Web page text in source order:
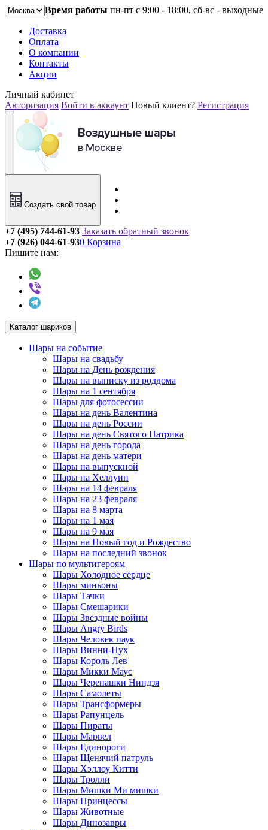
Время работы пн-пт с 9:00 - 18:00, сб-вс - выходные
Доставка
Оплата
О компании
Контакты
Акции
Личный кабинет
Авторизация Войти в аккаунт Новый клиент? Регистрация
Создать свой товар
+7 (495) 744-61-93 Заказать обратный звонок
+7 (926) 044-61-93
Пишите нам:
0 Корзина
Каталог шариков
Шары на событие
Шары на свадьбу
Шары на День рождения
Шары на выписку из роддома
Шары на 1 сентября
Шары для фотосессии
Шары на день Валентина
Шары на день России
Шары на день Святого Патрика
Шары на день города
Шары на день матери
Шары на выпускной
Шары на Хеллуин
Шары на 14 февраля
Шары на 23 февраля
Шары на 8 марта
Шары на 1 мая
Шары на 9 мая
Шары на Новый год и Рождество
Шары на последний звонок
Шары по мультигероям
Шары Холодное сердце
Шары миньоны
Шары Тачки
Шары Смешарики
Шары Звездные войны
Шары Angry Birds
Шары Человек паук
Шары Винни-Пух
Шары Король Лев
Шары Микки Маус
Шары Черепашки Ниндзя
Шары Самолеты
Шары Трансформеры
Шары Рапунцель
Шары Пираты
Шары Марвел
Шары Единороги
Шары Щенячий патруль
Шары Хэллоу Китти
Шары Тролли
Шары Мишки Ми мишки
Шары Принцессы
Шары Животные
Шары Динозавры